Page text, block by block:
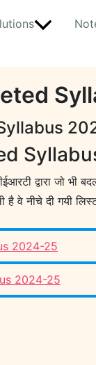
द्वारा जो
है वे नीचे दी गयी
2024-25
2024-25